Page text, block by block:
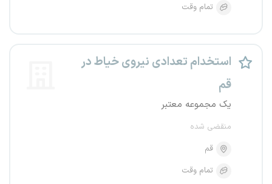
تمام وقت
استخدام تعدادی نیروی خیاط در
قم
یک مجموعه معتبر
منقضی شده
قم
تمام وقت